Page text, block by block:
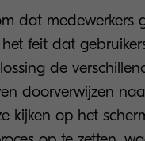
dat medewerkers
feit dat
de
doorverwijzen
kijken op het